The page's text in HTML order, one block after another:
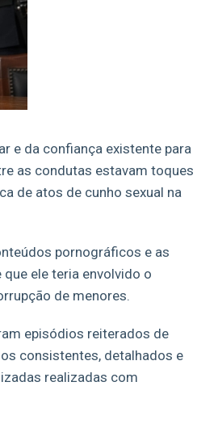
e da confiança existente para
as condutas estavam toques
de atos de cunho sexual na
pornográficos e as
ele teria envolvido o
de menores.
episódios reiterados de
consistentes, detalhados e
realizadas com